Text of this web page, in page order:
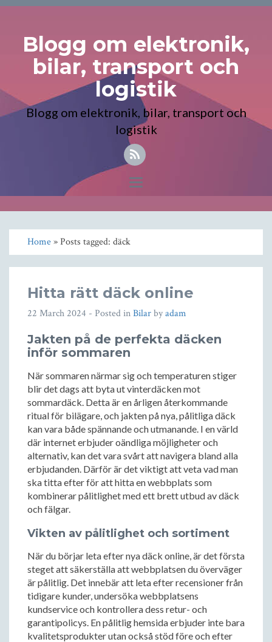
Blogg om elektronik,
bilar, transport och
logistik
Blogg om elektronik, bilar, transport och
logistik
Toggle
Home» Posts tagged: däck
Hitta rätt däck online
22 March 2024 - Posted inBilarbyadam
Jakten på de perfekta däcken
inför sommaren
När sommaren närmar sig och temperaturen stiger
blir det dags att byta ut vinterdäcken mot
sommardäck. Detta är en årligen återkommande
ritual för bilägare, och jakten på nya, pålitliga däck
kan vara både spännande och utmanande. I en värld
där internet erbjuder oändliga möjligheter och
alternativ, kan det vara svårt att navigera bland alla
erbjudanden. Därför är det viktigt att veta vad man
ska titta efter för att hitta en webbplats som
kombinerar pålitlighet med ett brett utbud av däck
och fälgar.
Vikten av pålitlighet och sortiment
När du börjar leta efter nya däck online, är det första
steget att säkerställa att webbplatsen du överväger
är pålitlig. Det innebär att leta efter recensioner från
tidigare kunder, undersöka webbplatsens
kundservice och kontrollera dess retur- och
garantipolicys. En pålitlig hemsida erbjuder inte bara
kvalitetsprodukter utan också stöd före och efter